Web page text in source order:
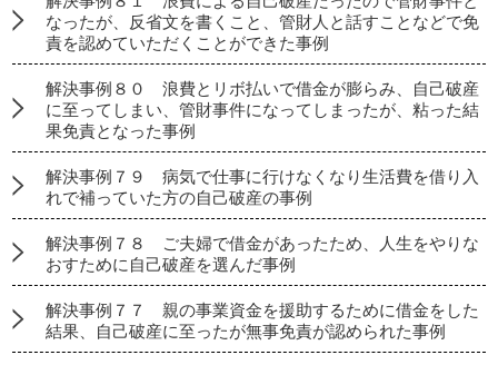
なったが、反省文を書くこと、管財人と話すことなどで免
責を認めていただくことができた事例
解決事例８０ 浪費とリボ払いで借金が膨らみ、自己破産
に至ってしまい、管財事件になってしまったが、粘った結
果免責となった事例
解決事例７９ 病気で仕事に行けなくなり生活費を借り入
れで補っていた方の自己破産の事例
解決事例７８ ご夫婦で借金があったため、人生をやりな
おすために自己破産を選んだ事例
解決事例７７ 親の事業資金を援助するために借金をした
結果、自己破産に至ったが無事免責が認められた事例